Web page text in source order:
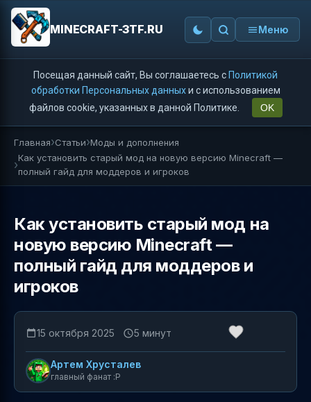
MINECRAFT-3TF.RU Меню
Посещая данный сайт, Вы соглашаетесь с Политикой
обработки Персональных данныхи с использованием
файлов cookie, указанных в данной Политике.
OK
Главная Статьи Моды и дополнения
Как установить старый мод на новую версию Minecraft —
полный гайд для моддеров и игроков
Как установить старый мод на
новую версию Minecraft —
полный гайд для моддеров и
игроков
15 октября 2025 5 минут
Артем Хрусталев
главный фанат :P